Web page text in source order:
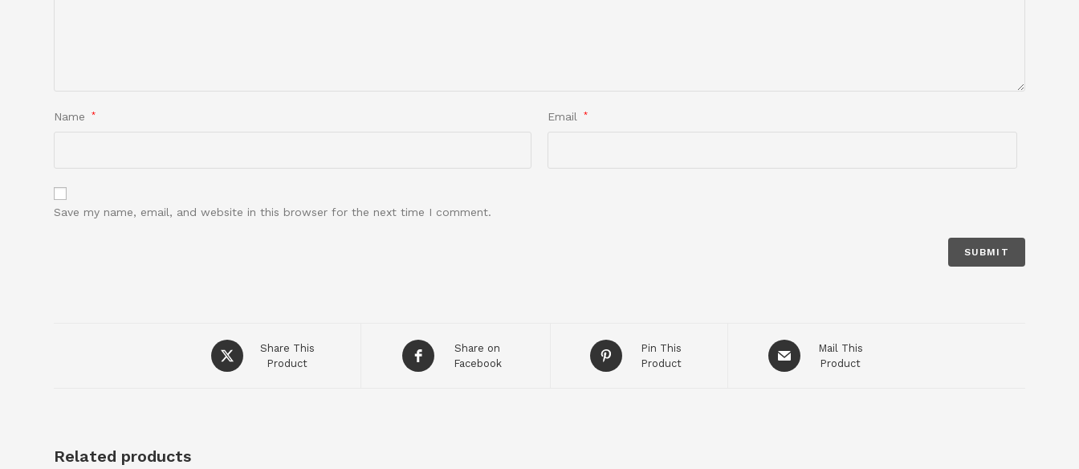
Name * Email *
Save my name, email, and website in this browser for the next time I comment.
Share This
Product
Share on
Facebook
Pin This
Product
Mail This
Product
Related products